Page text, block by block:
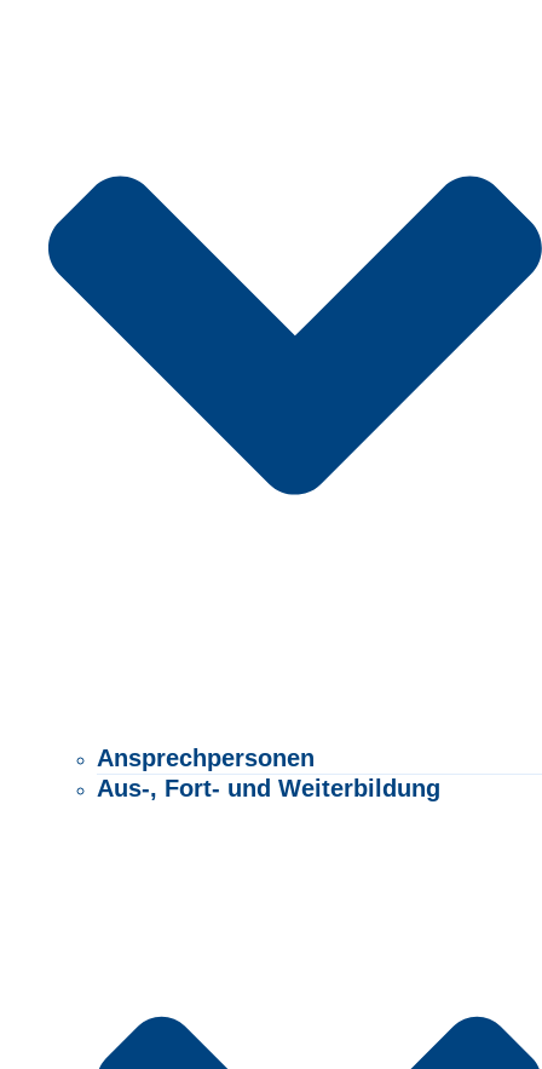
Ansprechpersonen
Aus-, Fort- und Weiterbildung